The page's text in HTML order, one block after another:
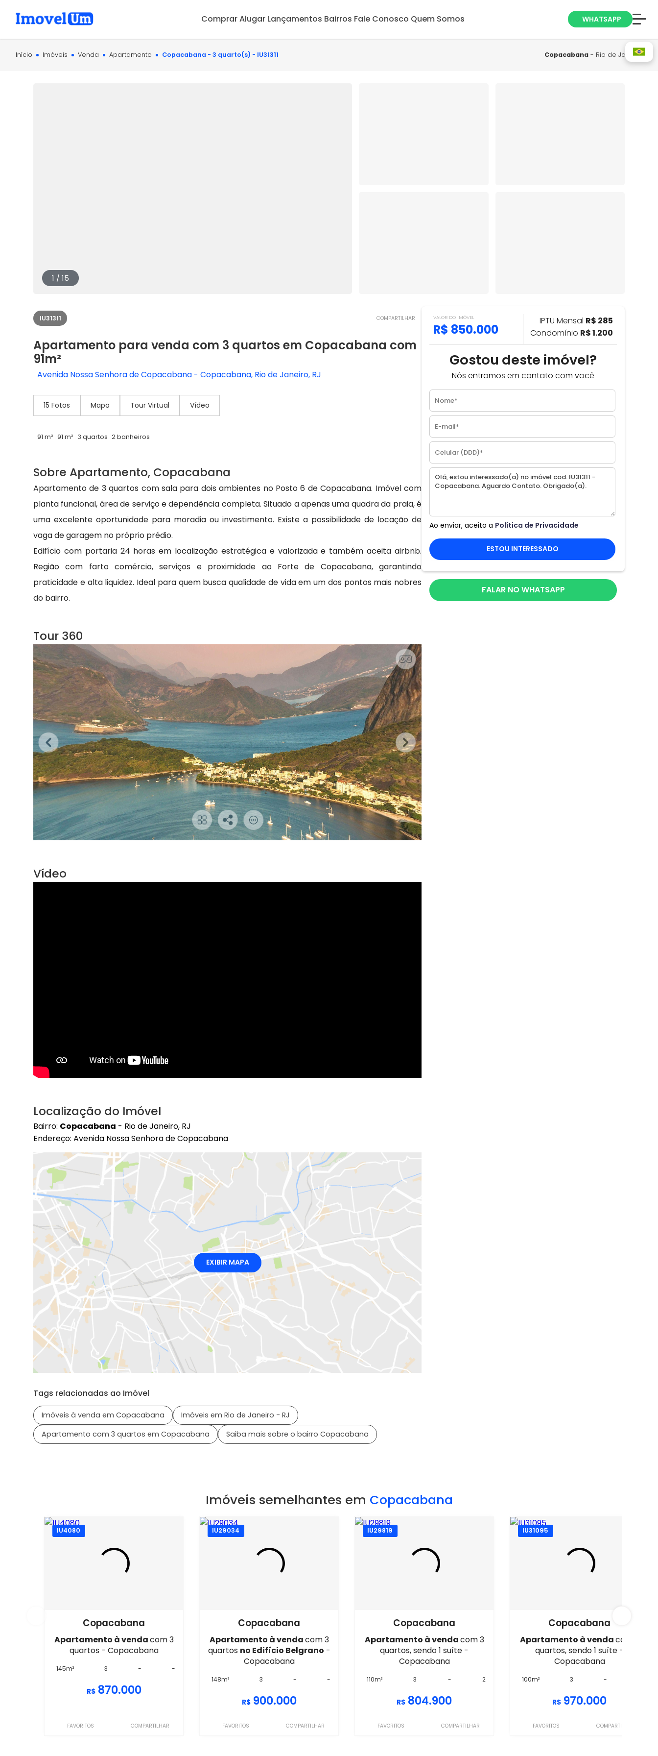
ComprarAlugar Lançamentos Bairros Fale Conosco Quem Somos WHATSAPP
Anuncie seu
Imóvel
Trabalhe Conosco
Início Imóveis Venda Apartamento Copacabana - 3 quarto(s) - IU31311 Copacabana - Rio de Janeiro
1 / 15
IU31311 COMPARTILHAR
Apartamento para venda com 3 quartos em Copacabana com
91m²
Avenida Nossa Senhora de Copacabana - Copacabana, Rio de Janeiro, RJ
15 Fotos Mapa Tour Virtual Vídeo
91 m² 91 m² 3 quartos 2 banheiros
Sobre Apartamento, Copacabana
Apartamento de 3 quartos com sala para dois ambientes no Posto 6 de Copacabana. Imóvel com
planta funcional, área de serviço e dependência completa. Situado a apenas uma quadra da praia, é
uma excelente oportunidade para moradia ou investimento. Existe a possibilidade de locação de
vaga de garagem no próprio prédio.
Edifício com portaria 24 horas em localização estratégica e valorizada e também aceita airbnb.
Região com farto comércio, serviços e proximidade ao Forte de Copacabana, garantindo
praticidade e alta liquidez. Ideal para quem busca qualidade de vida em um dos pontos mais nobres
do bairro.
Tour 360
Vídeo
Localização do Imóvel
Bairro: Copacabana - Rio de Janeiro, RJ
Endereço: Avenida Nossa Senhora de Copacabana
EXIBIR MAPA
Tags relacionadas ao Imóvel
Imóveis à venda em Copacabana
Imóveis em Rio de Janeiro - RJ
Apartamento com 3 quartos em Copacabana
Saiba mais sobre o bairro Copacabana
VALOR DO IMÓVEL
R$ 850.000
IPTU Mensal R$ 285
Condomínio R$ 1.200
Gostou deste imóvel?
Nós entramos em contato com você
Ao enviar, aceito a Política de Privacidade
ESTOU INTERESSADO
FALAR NO WHATSAPP
Imóveis semelhantes em Copacabana
IU4080
Copacabana
Apartamento à vendacom 3
quartos - Copacabana
145m² 3 - -
R$ 870.000
FAVORITOS COMPARTILHAR
IU29034
Copacabana
Apartamento à vendacom 3
quartos no Edifício Belgrano -
Copacabana
148m² 3 - -
R$ 900.000
FAVORITOS COMPARTILHAR
IU29819
Copacabana
Apartamento à vendacom 3
quartos, sendo 1 suíte -
Copacabana
110m² 3 - 2
R$ 804.900
FAVORITOS COMPARTILHAR
IU31095
Copacabana
Apartamento à vendacom 3
quartos, sendo 1 suíte -
Copacabana
100m² 3 -
R$ 970.000
FAVORITOS COMPARTILHAR